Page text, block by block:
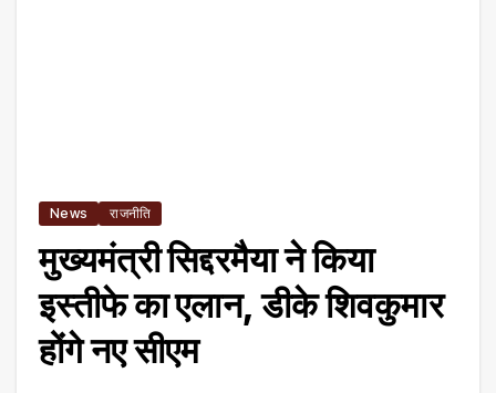
News राजनीति
मुख्यमंत्री सिद्दरमैया ने किया
इस्तीफे का एलान, डीके शिवकुमार
होंगे नए सीएम